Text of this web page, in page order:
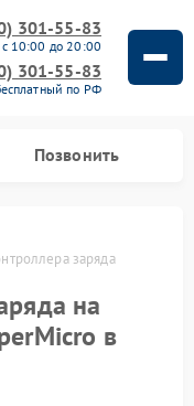
301-55-83
с 10:00 до 20:00
301-55-83
по РФ
Позвонить
заряда
на
в